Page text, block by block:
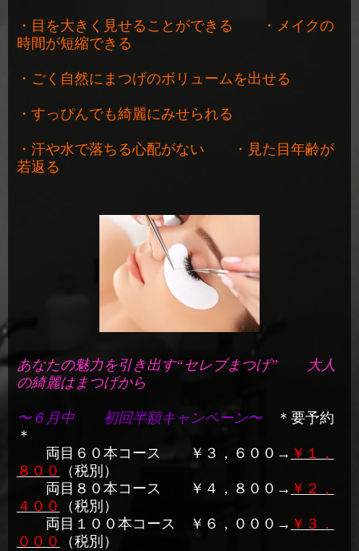
・目を大きく見せることができる ・メイクの
時間が短縮できる
・ごく自然にまつげのボリュームを出せる
・すっぴんでも綺麗にみせられる
・汗や水で落ちる心配がない ・見た目年齢が
若返る
あなたの魅力を引き出す“セレブまつげ”
大人
の綺麗はまつげから
〜６月中 初回半額キャンペーン〜
＊要予約
＊
両目６０本コース ￥３，６００→ ￥１，
８００
（税別）
両目８０本コース ￥４，８００→ ￥２，
４００
（税別）
両目１００本コース ￥６，０００→ ￥３．
０００
（税別）